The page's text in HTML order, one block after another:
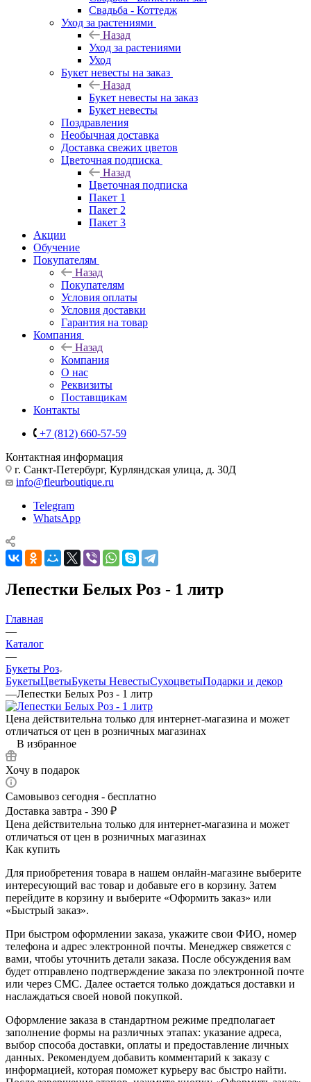
Свадьба - Коттедж
Уход за растениями
Назад
Уход за растениями
Уход
Букет невесты на заказ
Назад
Букет невесты на заказ
Букет невесты
Поздравления
Необычная доставка
Доставка свежих цветов
Цветочная подписка
Назад
Цветочная подписка
Пакет 1
Пакет 2
Пакет 3
Акции
Обучение
Покупателям
Назад
Покупателям
Условия оплаты
Условия доставки
Гарантия на товар
Компания
Назад
Компания
О нас
Реквизиты
Поставщикам
Контакты
+7 (812) 660-57-59
Контактная информация
г. Санкт-Петербург, Курляндская улица, д. 30Д
info@fleurboutique.ru
Telegram
WhatsApp
Лепестки Белых Роз - 1 литр
Главная
—
Каталог
—
Букеты Роз
БукетыЦветыБукеты НевестыСухоцветыПодарки и декор
—Лепестки Белых Роз - 1 литр
Цена действительна только для интернет-магазина и может
отличаться от цен в розничных магазинах
В избранное
Хочу в подарок
Самовывоз сегодня - бесплатно
Доставка завтра - 390 ₽
Цена действительна только для интернет-магазина и может
отличаться от цен в розничных магазинах
Как купить
Для приобретения товара в нашем онлайн-магазине выберите
интересующий вас товар и добавьте его в корзину. Затем
перейдите в корзину и выберите «Оформить заказ» или
«Быстрый заказ».
При быстром оформлении заказа, укажите свои ФИО, номер
телефона и адрес электронной почты. Менеджер свяжется с
вами, чтобы уточнить детали заказа. После обсуждения вам
будет отправлено подтверждение заказа по электронной почте
или через СМС. Далее остается только дождаться доставки и
наслаждаться своей новой покупкой.
Оформление заказа в стандартном режиме предполагает
заполнение формы на различных этапах: указание адреса,
выбор способа доставки, оплаты и предоставление личных
данных. Рекомендуем добавить комментарий к заказу с
информацией, которая поможет курьеру вас быстро найти.